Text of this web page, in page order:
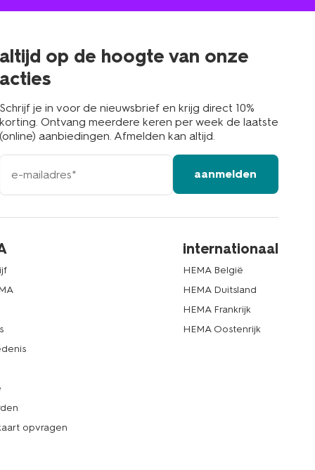
altijd op de hoogte van onze
acties
Schrijf je in voor de nieuwsbrief en krijg direct 10%
korting. Ontvang meerdere keren per week de laatste
(online) aanbiedingen. Afmelden kan altijd.
e-
mailadres
aanmelden
opvragen
internationaal
HEMA België
HEMA Duitsland
HEMA Frankrijk
HEMA Oostenrijk